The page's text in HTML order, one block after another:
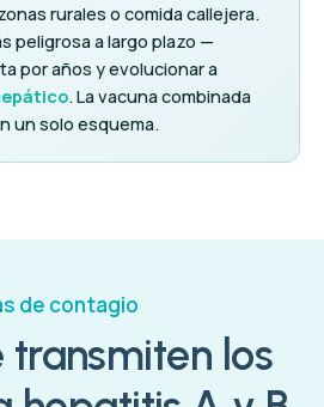
rurales o comida callejera.
peligrosa a largo plazo —
por años y evolucionar a
. La vacuna combinada
un solo esquema.
de contagio
transmiten los